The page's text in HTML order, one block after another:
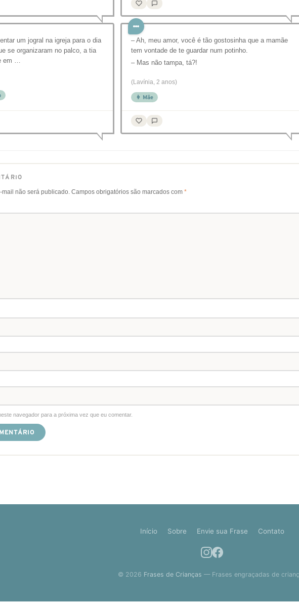
um jogral na igreja para o dia
se organizaram no palco, a tia
em …
– Ah, meu amor, você é tão gostosinha que a mamãe
tem vontade de te guardar num potinho.
– Mas não tampa, tá?!
(Lavínia, 2 anos)
👩 Mãe
não será publicado. Campos obrigatórios são marcados com *
navegador para a próxima vez que eu comentar.
Início Sobre Envie sua Frase Contato
© 2026 Frases de Crianças — Frases engraçadas de